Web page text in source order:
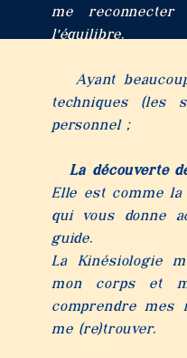
me
l'équilibre.
Ayant
techniques (les
personnel ;
La découverte
Elle est comme
qui vous donne
guide.
La Kinésiologie
mon corps et
comprendre mes
me (re)trouver.